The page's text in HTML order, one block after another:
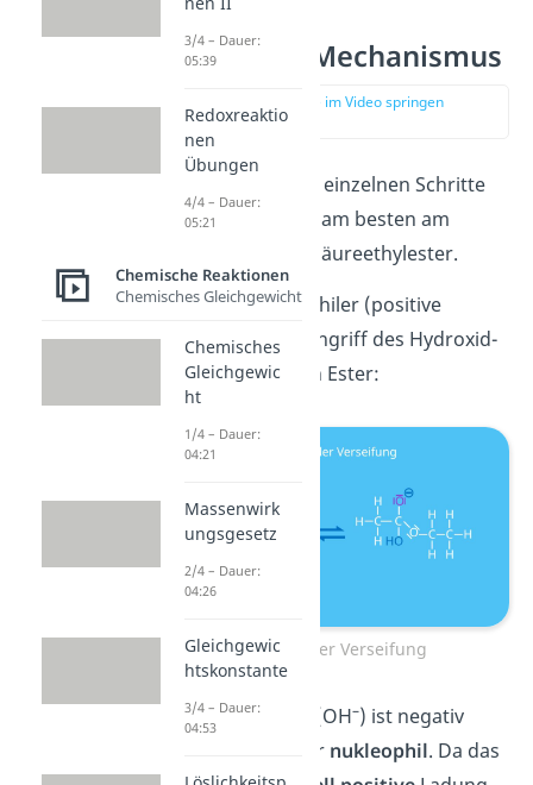
Verseifung Mechanismus
zur Stelle im Video springen
(01:17)
Betrachten wir die einzelnen Schritte
des Mechanismus am besten am
Beispiel von Essigsäureethylester.
Schritt 1: Nukleophiler (positive
Ladung liebend) Angriff des Hydroxid-
Ions (OH–) auf den Ester:
Schritt 1 der Verseifung
Das Hydroxid-Ion (OH–) ist negativ
geladen und daher nukleophil. Da das
3/4 – Dauer:
05:39
Redoxreaktio
nen
Übungen
4/4 – Dauer:
05:21
Chemische Reaktionen
Chemisches Gleichgewicht
Chemisches
Gleichgewic
ht
1/4 – Dauer:
04:21
Massenwirk
ungsgesetz
2/4 – Dauer:
04:26
Gleichgewic
htskonstante
3/4 – Dauer:
04:53